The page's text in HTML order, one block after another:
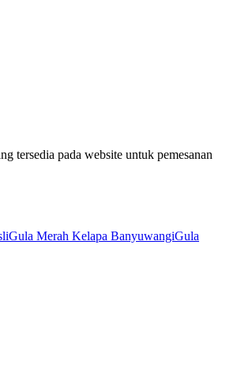
tersedia pada website untuk pemesanan
Gula Merah Kelapa BanyuwangiGula